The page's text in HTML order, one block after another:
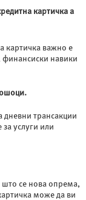
картичка а
картичка важно е
финансиски навики
дневни трансакции
услуги или
се нова опрема,
може да ви